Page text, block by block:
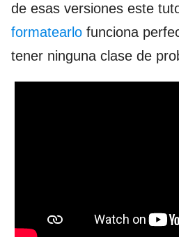
de esas versiones este
formatearlo funciona
tener ninguna clase de